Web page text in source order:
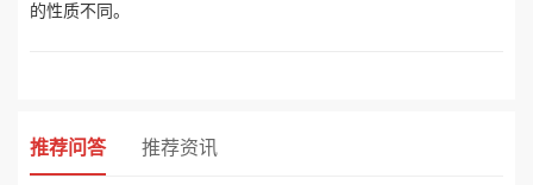
的性质不同。
推荐问答 推荐资讯